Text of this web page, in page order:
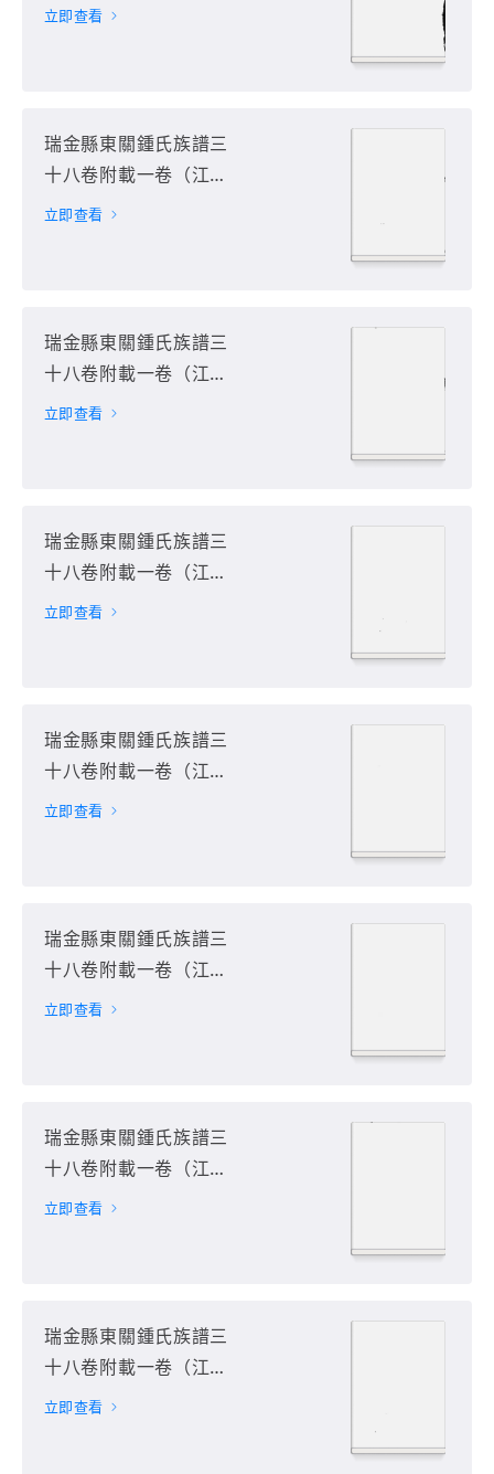
省贛州市瑞金市）第27
立即查看
瑞金縣東關鍾氏族譜三
十八卷附載一卷（江西
省贛州市瑞金市）第28
立即查看
瑞金縣東關鍾氏族譜三
十八卷附載一卷（江西
省贛州市瑞金市）第29
立即查看
瑞金縣東關鍾氏族譜三
十八卷附載一卷（江西
省贛州市瑞金市）第30
立即查看
瑞金縣東關鍾氏族譜三
十八卷附載一卷（江西
省贛州市瑞金市）第31
立即查看
瑞金縣東關鍾氏族譜三
十八卷附載一卷（江西
省贛州市瑞金市）第32
立即查看
瑞金縣東關鍾氏族譜三
十八卷附載一卷（江西
省贛州市瑞金市）第33
立即查看
瑞金縣東關鍾氏族譜三
十八卷附載一卷（江西
省贛州市瑞金市）第34
立即查看